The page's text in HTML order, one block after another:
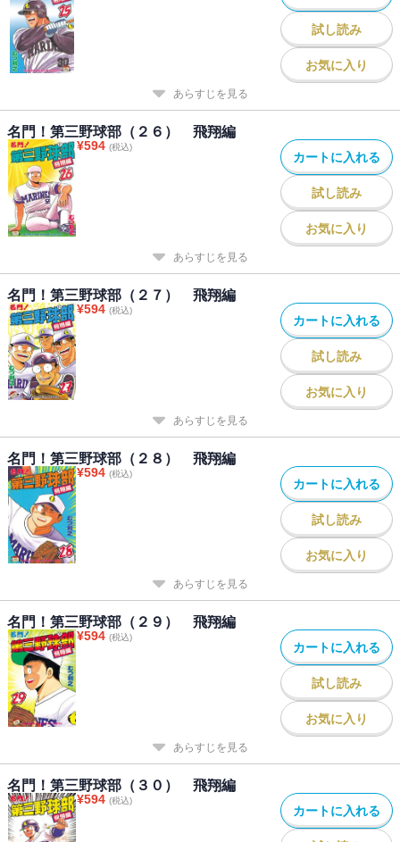
試し読み
お気に入り
あらすじを見る
名門！第三野球部（２６） 飛翔編
¥594 (税込)
カートに入れる
試し読み
お気に入り
あらすじを見る
名門！第三野球部（２７） 飛翔編
¥594 (税込)
カートに入れる
試し読み
お気に入り
あらすじを見る
名門！第三野球部（２８） 飛翔編
¥594 (税込)
カートに入れる
試し読み
お気に入り
あらすじを見る
名門！第三野球部（２９） 飛翔編
¥594 (税込)
カートに入れる
試し読み
お気に入り
あらすじを見る
名門！第三野球部（３０） 飛翔編
¥594 (税込)
カートに入れる